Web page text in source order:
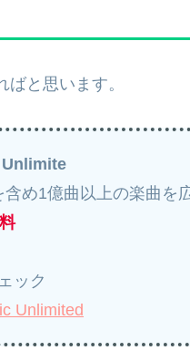
と思います。
め1億曲以上の楽曲を
ック
Unlimited